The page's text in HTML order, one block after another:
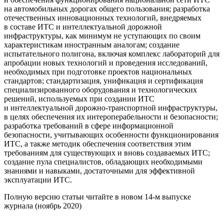
на автомобильных дорогах общего пользования; разработка
отечественных инновационных технологий, внедряемых
в составе ИТС и интеллектуальной дорожной
инфраструктуры, как минимум не уступающих по своим
характеристикам иностранным аналогам; создание
испытательного полигона, включая комплекс лабораторий для
апробации новых технологий и проведения исследований,
необходимых при подготовке проектов национальных
стандартов; стандартизация, унификация и сертификация
специализированного оборудования и технологических
решений, используемых при создании ИТС
и интеллектуальной дорожно-транспортной инфраструктуры,
в целях обеспечения их интероперабельности и безопасности;
разработка требований в сфере информационной
безопасности, учитывающих особенности функционирования
ИТС, а также методик обеспечения соответствия этим
требованиям для существующих и вновь создаваемых ИТС;
создание пула специалистов, обладающих необходимыми
знаниями и навыками, достаточными для эффективной
эксплуатации ИТС.
Полную версию статьи читайте в новом 14-м выпуске
журнала (ноябрь 2020)